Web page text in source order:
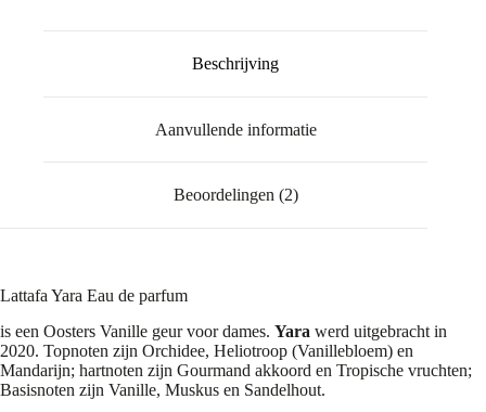
Beschrijving
Aanvullende informatie
Beoordelingen (2)
Lattafa Yara Eau de parfum
is een Oosters Vanille geur voor dames. Yara werd uitgebracht in
2020. Topnoten zijn Orchidee, Heliotroop (Vanillebloem) en
Mandarijn; hartnoten zijn Gourmand akkoord en Tropische vruchten;
Basisnoten zijn Vanille, Muskus en Sandelhout.